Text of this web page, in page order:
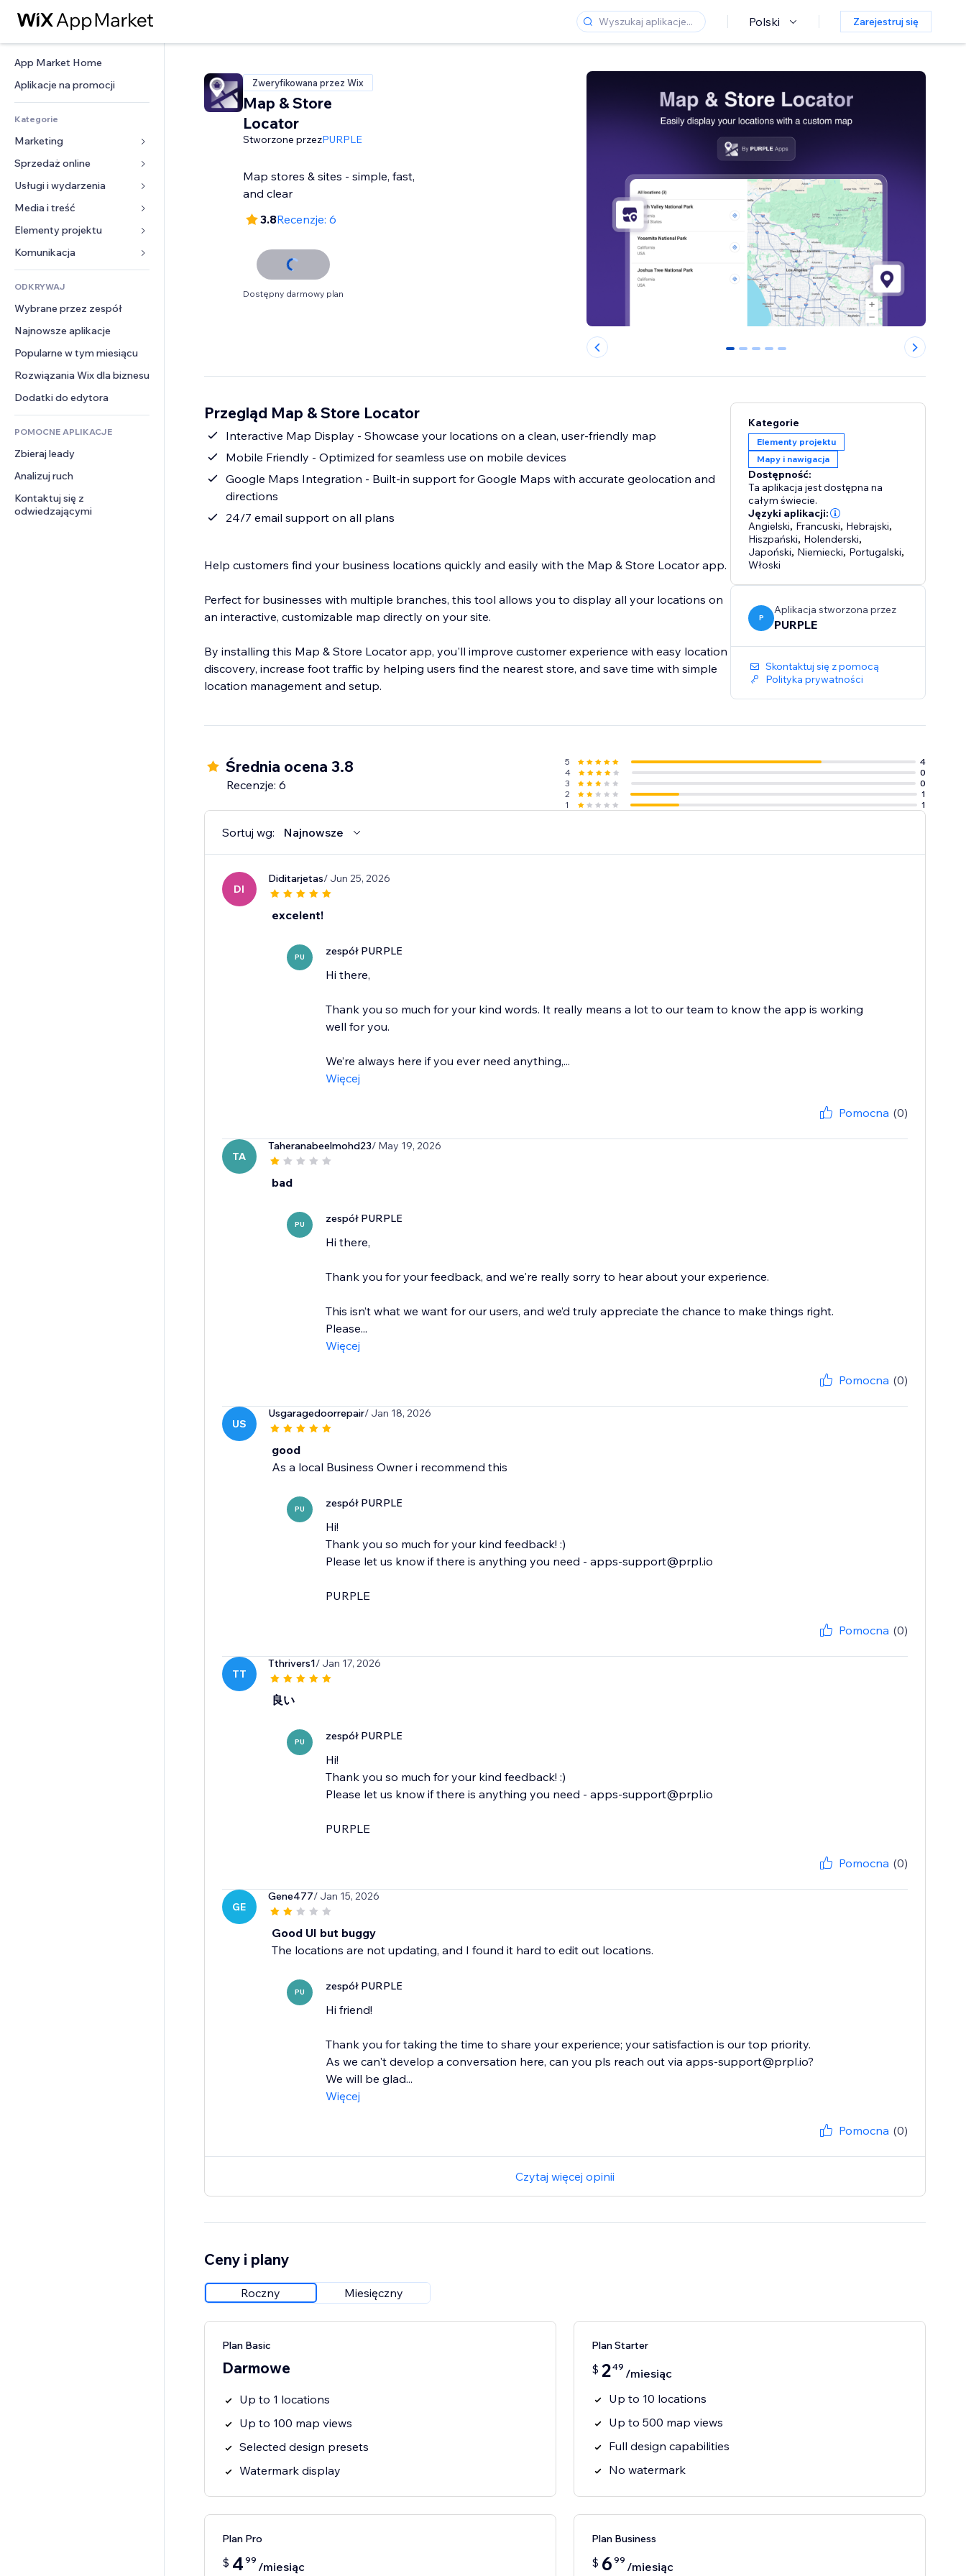
Polski Zarejestruj się
App Market Home
Aplikacje na promocji
Kategorie
Marketing
Reklamy
Smartfon
Analityka
Listy witryn
E-mail
Sprzedaż online
Aplikacje do sklepów
Wysyłka i dostawa
Przyciski sprzedaży
Rachunkowość
Kupony i lojalność
Rozwiązania dla
magazynowania
Dropshipping
Ceny i subskrypcja
Crowdfunding
Żywność i napoje
Usługi i wydarzenia
Hotele
Wydarzenia
Restauracje
Nieruchomości
Rezerwacje
Media i treść
Galeria
Muzyka
Podkasty
Fotografia
Film
PDF
Udostępnianie plików
Wiadomości
Elementy projektu
Mapy i nawigacja
Prywatność i bezpieczeństwo
Zegar
Szablony stron
Efekty obrazu
Przyciski i menu
Banery i odznaki
Kalkulatory
Szukaj
Pogoda
Wykresy i tabele
Formularze
Ankiety
Czat
Komentarze
Telefon
Społeczność
Opinie i polecenia
CRM
ODKRYWAJ
Wybrane przez zespół
Najnowsze aplikacje
Popularne w tym miesiącu
Rozwiązania Wix dla biznesu
Dodatki do edytora
POMOCNE APLIKACJE
Zbieraj leady
Analizuj ruch
Kontaktuj się z
odwiedzającymi
Zweryfikowana przez Wix
Map & Store
Locator
Stworzone przezPURPLE
Map stores & sites - simple, fast,
and clear
3.8Recenzje: 6
Dostępny darmowy plan
0 1 2 3 4
Przegląd Map & Store Locator
Interactive Map Display - Showcase your locations on a clean, user-friendly map
Mobile Friendly - Optimized for seamless use on mobile devices
Google Maps Integration - Built-in support for Google Maps with accurate geolocation and
directions
24/7 email support on all plans
Help customers find your business locations quickly and easily with the Map & Store Locator app.
Perfect for businesses with multiple branches, this tool allows you to display all your locations on
an interactive, customizable map directly on your site.
By installing this Map & Store Locator app, you'll improve customer experience with easy location
discovery, increase foot traffic by helping users find the nearest store, and save time with simple
location management and setup.
Kategorie
Elementy projektu
Mapy i nawigacja
Dostępność:
Ta aplikacja jest dostępna na
całym świecie.
Języki aplikacji:
Angielski, Francuski, Hebrajski,
Hiszpański, Holenderski,
Japoński, Niemiecki, Portugalski,
Włoski
P
Aplikacja stworzona przez
PURPLE
Skontaktuj się z pomocą
Polityka prywatności
Średnia ocena 3.8
Recenzje: 6
5
4
4
0
3
0
2
1
1
1
Sortuj wg: Najnowsze
DI
Diditarjetas/ Jun 25, 2026
excelent!
PU zespół PURPLE
Hi there,
Thank you so much for your kind words. It really means a lot to our team to know the app is working
well for you.
We’re always here if you ever need anything,...
Więcej
Pomocna (0)
TA
Taheranabeelmohd23/ May 19, 2026
bad
PU zespół PURPLE
Hi there,
Thank you for your feedback, and we're really sorry to hear about your experience.
This isn’t what we want for our users, and we’d truly appreciate the chance to make things right.
Please...
Więcej
Pomocna (0)
US
Usgaragedoorrepair/ Jan 18, 2026
good
As a local Business Owner i recommend this
PU zespół PURPLE
Hi!
Thank you so much for your kind feedback! :)
Please let us know if there is anything you need - apps-support@prpl.io
PURPLE
Pomocna (0)
TT
Tthrivers1/ Jan 17, 2026
良い
PU zespół PURPLE
Hi!
Thank you so much for your kind feedback! :)
Please let us know if there is anything you need - apps-support@prpl.io
PURPLE
Pomocna (0)
GE
Gene477/ Jan 15, 2026
Good UI but buggy
The locations are not updating, and I found it hard to edit out locations.
PU zespół PURPLE
Hi friend!
Thank you for taking the time to share your experience; your satisfaction is our top priority.
As we can't develop a conversation here, can you pls reach out via apps-support@prpl.io?
We will be glad...
Więcej
Pomocna (0)
Czytaj więcej opinii
Ceny i plany
Roczny Miesięczny
Plan Basic
Darmowe
Up to 1 locations
Up to 100 map views
Selected design presets
Watermark display
Plan Starter
$ 249 /miesiąc
Up to 10 locations
Up to 500 map views
Full design capabilities
No watermark
Plan Pro
$ 4 99 /miesiąc
Plan Business
$ 6 99 /miesiąc